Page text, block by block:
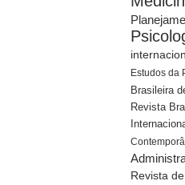
Estudos da
Brasileira
Revista
Revista